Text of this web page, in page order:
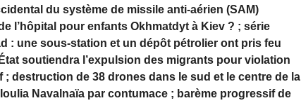
du système de missile anti-aérien (SAM)
l’hôpital pour enfants Okhmatdyt à Kiev ? ; série
: une sous-station et un dépôt pétrolier ont pris feu
soutiendra l’expulsion des migrants pour violation
destruction de 38 drones dans le sud et le centre de la
Navalnaïa par contumace ; barème progressif de